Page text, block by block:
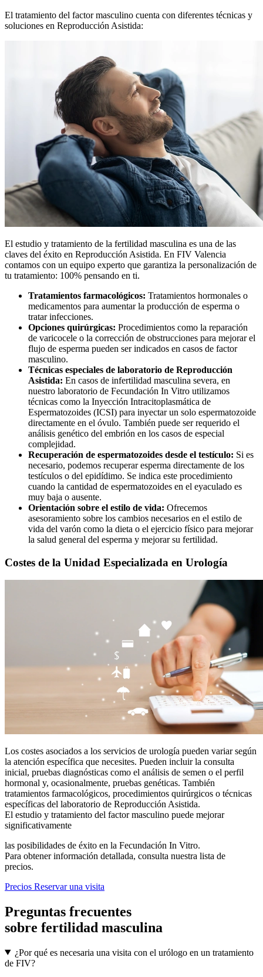
El tratamiento del factor masculino cuenta con diferentes técnicas y
soluciones en Reproducción Asistida:
El estudio y tratamiento de la fertilidad masculina es una de las
claves del éxito en Reproducción Asistida. En FIV Valencia
contamos con un equipo experto que garantiza la personalización de
tu tratamiento: 100% pensando en ti.
Tratamientos farmacológicos: Tratamientos hormonales o
medicamentos para aumentar la producción de esperma o
tratar infecciones.
Opciones quirúrgicas: Procedimientos como la reparación
de varicocele o la corrección de obstrucciones para mejorar el
flujo de esperma pueden ser indicados en casos de factor
masculino.
Técnicas especiales de laboratorio de Reproducción
Asistida: En casos de infertilidad masculina severa, en
nuestro laboratorio de Fecundación In Vitro utilizamos
técnicas como la Inyección Intracitoplasmática de
Espermatozoides (ICSI) para inyectar un solo espermatozoide
directamente en el óvulo. También puede ser requerido el
análisis genético del embrión en los casos de especial
complejidad.
Recuperación de espermatozoides desde el testículo: Si es
necesario, podemos recuperar esperma directamente de los
testículos o del epidídimo. Se indica este procedimiento
cuando la cantidad de espermatozoides en el eyaculado es
muy baja o ausente.
Orientación sobre el estilo de vida: Ofrecemos
asesoramiento sobre los cambios necesarios en el estilo de
vida del varón como la dieta o el ejercicio físico para mejorar
la salud general del esperma y mejorar su fertilidad.
Costes de la Unidad Especializada en Urología
Los costes asociados a los servicios de urología pueden variar según
la atención específica que necesites. Pueden incluir la consulta
inicial, pruebas diagnósticas como el análisis de semen o el perfil
hormonal y, ocasionalmente, pruebas genéticas. También
tratamientos farmacológicos, procedimientos quirúrgicos o técnicas
específicas del laboratorio de Reproducción Asistida.
El estudio y tratamiento del factor masculino puede mejorar
significativamente
las posibilidades de éxito en la Fecundación In Vitro.
Para obtener información detallada, consulta nuestra lista de
precios.
Precios Reservar una visita
Preguntas frecuentes
sobre fertilidad masculina
¿Por qué es necesaria una visita con el urólogo en un tratamiento
de FIV?